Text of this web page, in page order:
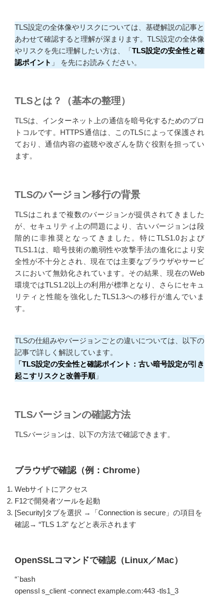
TLS設定の全体像やリスクについては、基礎解説の記事と
あわせて確認すると理解が深まります。TLS設定の全体像
やリスクを先に理解したい方は、「TLS設定の安全性と確
認ポイント 」 を先にお読みください。
TLSとは？（基本の整理）
TLSは、インターネット上の通信を暗号化するためのプロ
トコルです。HTTPS通信は、このTLSによって保護され
ており、通信内容の盗聴や改ざんを防ぐ役割を担ってい
ます。
TLSのバージョン移行の背景
TLSはこれまで複数のバージョンが提供されてきました
が、セキュリティ上の問題により、古いバージョンは段
階的に非推奨となってきました。特にTLS1.0および
TLS1.1は、暗号技術の脆弱性や攻撃手法の進化により安
全性が不十分とされ、現在では主要なブラウザやサービ
スにおいて無効化されています。その結果、現在のWeb
環境ではTLS1.2以上の利用が標準となり、さらにセキュ
リティと性能を強化したTLS1.3への移行が進んでいま
す。
TLSの仕組みやバージョンごとの違いについては、以下の
記事で詳しく解説しています。
「TLS設定の安全性と確認ポイント：古い暗号設定が引き
起こすリスクと改善手順」
TLSバージョンの確認方法
TLSバージョンは、以下の方法で確認できます。
ブラウザで確認（例：Chrome）
Webサイトにアクセス
F12で開発者ツールを起動
[Security]タブを選択 →「Connection is secure」の項目を
確認→ “TLS 1.3” などと表示されます
OpenSSLコマンドで確認（Linux／Mac）
“`bash
openssl s_client -connect example.com:443 -tls1_3